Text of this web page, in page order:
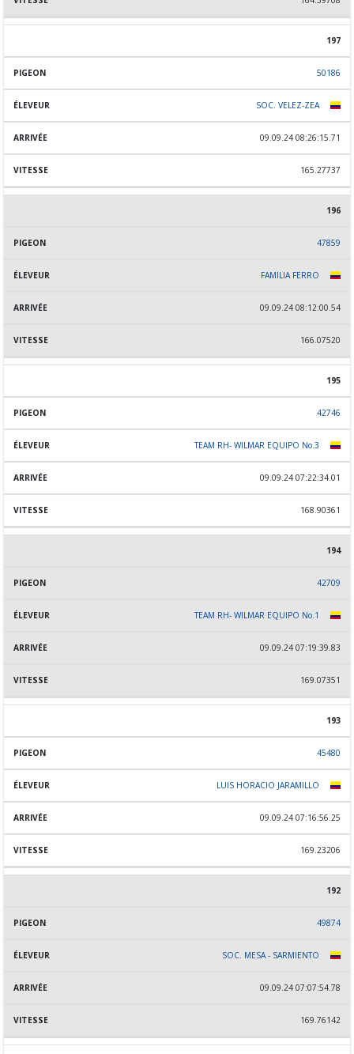
197
50186
SOC. VELEZ-ZEA
09.09.24 08:26:15.71
165.27737
196
47859
FAMILIA FERRO
09.09.24 08:12:00.54
166.07520
195
42746
TEAM RH- WILMAR EQUIPO No.3
09.09.24 07:22:34.01
168.90361
194
42709
TEAM RH- WILMAR EQUIPO No.1
09.09.24 07:19:39.83
169.07351
193
45480
LUIS HORACIO JARAMILLO
09.09.24 07:16:56.25
169.23206
192
49874
SOC. MESA - SARMIENTO
09.09.24 07:07:54.78
169.76142